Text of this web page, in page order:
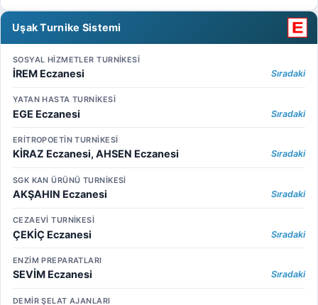
Uşak Turnike Sistemi
SOSYAL HİZMETLER TURNİKESİ
İREM Eczanesi Sıradaki
YATAN HASTA TURNİKESİ
EGE Eczanesi Sıradaki
ERİTROPOETİN TURNİKESİ
KİRAZ Eczanesi, AHSEN Eczanesi Sıradaki
SGK KAN ÜRÜNÜ TURNİKESİ
AKŞAHIN Eczanesi Sıradaki
CEZAEVİ TURNİKESİ
ÇEKİÇ Eczanesi Sıradaki
ENZİM PREPARATLARI
SEVİM Eczanesi Sıradaki
DEMİR ŞELAT AJANLARI